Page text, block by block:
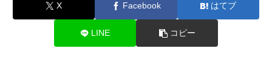
X Facebook はてブ
LINE コピー